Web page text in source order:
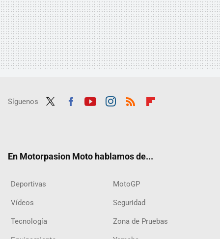
Síguenos
En Motorpasion Moto hablamos de...
Deportivas MotoGP
Vídeos Seguridad
Tecnología Zona de Pruebas